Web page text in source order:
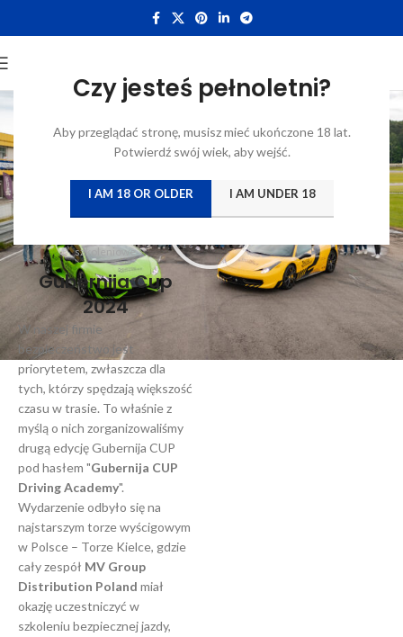
Czy jesteś pełnoletni?
Aby przeglądać stronę, musisz mieć ukończone 18 lat.
Potwierdź swój wiek, aby wejść.
I AM 18 OR OLDER I AM UNDER 18
CORPORATE
Gubernija CUP Driving Academy
2024: W trosce o bezpieczeństwo
naszych pracowników
Patryk Tyszkowski On 02/08/2024 0
szkoleniowe
Gubernija Cup
2024
W naszej firmie
bezpieczeństwo jest
priorytetem, zwłaszcza dla
tych, którzy spędzają większość
czasu w trasie. To właśnie z
myślą o nich zorganizowaliśmy
drugą edycję Gubernija CUP
pod hasłem "Gubernija CUP
Driving Academy".
Wydarzenie odbyło się na
najstarszym torze wyścigowym
w Polsce – Torze Kielce, gdzie
cały zespół MV Group
Distribution Poland miał
okazję uczestniczyć w
szkoleniu bezpiecznej jazdy,